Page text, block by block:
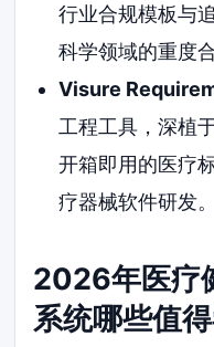
行业合规模板与
科学领域的重度
Visure
工程工具，深植
开箱即用的医疗
疗器械软件研发。
2026年医疗
系统哪些值